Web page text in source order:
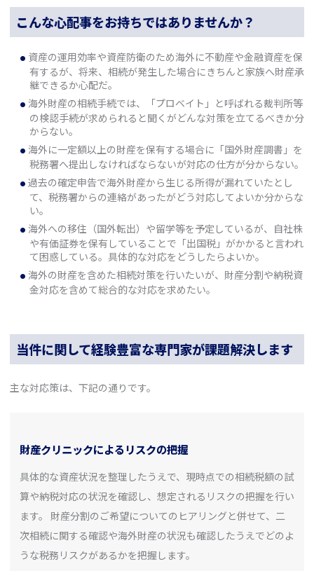
こんな心配事をお持ちではありませんか？
資産の運用効率や資産防衛のため海外に不動産や金融資産を保
有するが、将来、相続が発生した場合にきちんと家族へ財産承
継できるか心配だ。
海外財産の相続手続では、「プロベイト」と呼ばれる裁判所等
の検認手続が求められると聞くがどんな対策を立てるべきか分
からない。
海外に一定額以上の財産を保有する場合に「国外財産調書」を
税務署へ提出しなければならないが対応の仕方が分からない。
過去の確定申告で海外財産から生じる所得が漏れていたとし
て、税務署からの連絡があったがどう対応してよいか分からな
い。
海外への移住（国外転出）や留学等を予定しているが、自社株
や有価証券を保有していることで「出国税」がかかると言われ
て困惑している。具体的な対応をどうしたらよいか。
海外の財産を含めた相続対策を行いたいが、財産分割や納税資
金対応を含めて総合的な対応を求めたい。
当件に関して経験豊富な専門家が課題解決します
主な対応策は、下記の通りです。
財産クリニックによるリスクの把握
具体的な資産状況を整理したうえで、現時点での相続税額の試
算や納税対応の状況を確認し、想定されるリスクの把握を行い
ます。 財産分割のご希望についてのヒアリングと併せて、二
次相続に関する確認や海外財産の状況も確認したうえでどのよ
うな税務リスクがあるかを把握します。